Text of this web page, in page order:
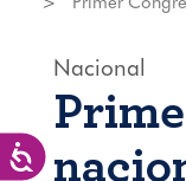
Accesibilidad
Nacional